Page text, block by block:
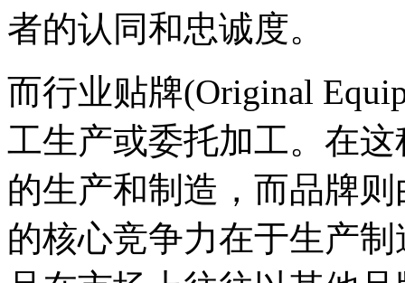
者的认同和忠诚度。
而行业贴牌(Original
工生产或委托加工。在
的生产和制造，而品牌
的核心竞争力在于生产